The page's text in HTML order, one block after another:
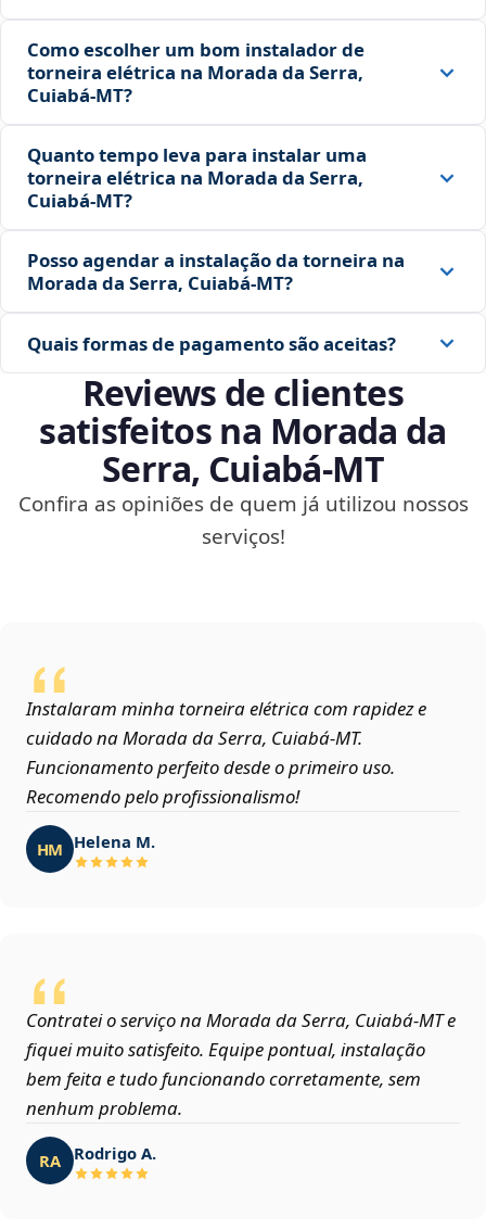
Como escolher um bom instalador de
torneira elétrica na Morada da Serra,
Cuiabá‑MT?
Quanto tempo leva para instalar uma
torneira elétrica na Morada da Serra,
Cuiabá‑MT?
Posso agendar a instalação da torneira na
Morada da Serra, Cuiabá‑MT?
Quais formas de pagamento são aceitas?
Reviews de clientes
satisfeitos na Morada da
Serra, Cuiabá‑MT
Confira as opiniões de quem já utilizou nossos
serviços!
Instalaram minha torneira elétrica com rapidez e
cuidado na Morada da Serra, Cuiabá‑MT.
Funcionamento perfeito desde o primeiro uso.
Recomendo pelo profissionalismo!
HM Helena M.
Contratei o serviço na Morada da Serra, Cuiabá‑MT e
fiquei muito satisfeito. Equipe pontual, instalação
bem feita e tudo funcionando corretamente, sem
nenhum problema.
RA Rodrigo A.